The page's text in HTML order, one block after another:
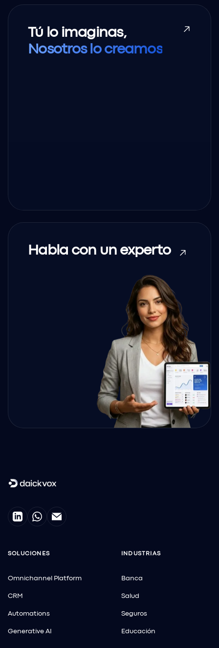
Tú lo imaginas,
Nosotros lo creamos
Habla con un experto
SOLUCIONES
Omnichannel Platform
CRM
Automations
Generative AI
INDUSTRIAS
Banca
Salud
Seguros
Educación